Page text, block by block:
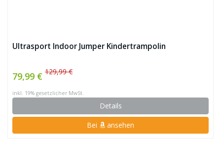
Ultrasport Indoor Jumper Kindertrampolin
79,99 € 129,99 €
inkl. 19% gesetzlicher MwSt.
Details
Bei ansehen